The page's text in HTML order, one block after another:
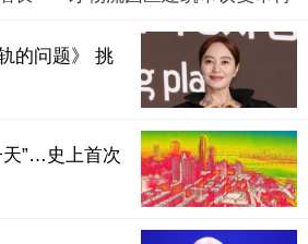
的问题》 挑
天”…史上首次